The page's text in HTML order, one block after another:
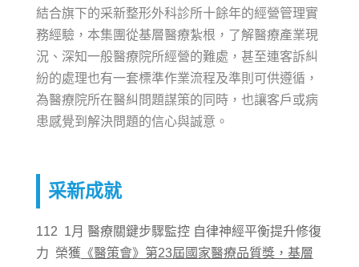
結合旗下的采新整形外科診所十餘年的經營管理實
務經驗，本集團從基層醫療紮根，了解醫療產業現
況、深知一般醫療院所經營的難處，甚至連客訴糾
紛的處理也有一套標準作業流程及準則可供遵循，
為醫療院所在醫糾問題謀策的同時，也讓客戶或病
患感覺到解決問題的信心與誠意。
采新成就
112 1月 醫療關鍵步驟監控 自律神經平衡提升修復
力 榮獲 《醫策會》第23屆國家醫療品質獎，基層